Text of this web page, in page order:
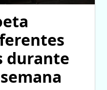
durante